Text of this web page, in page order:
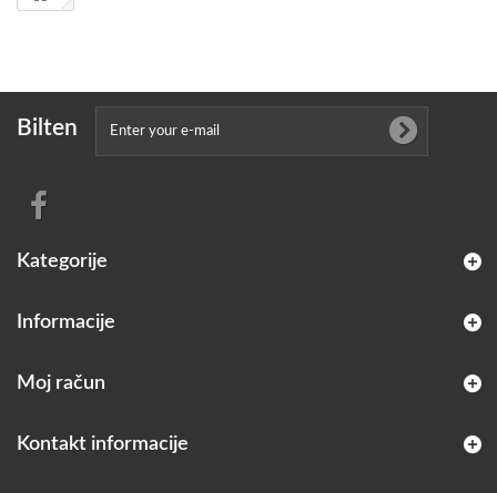
Bilten
Kategorije
Informacije
Moj račun
Kontakt informacije